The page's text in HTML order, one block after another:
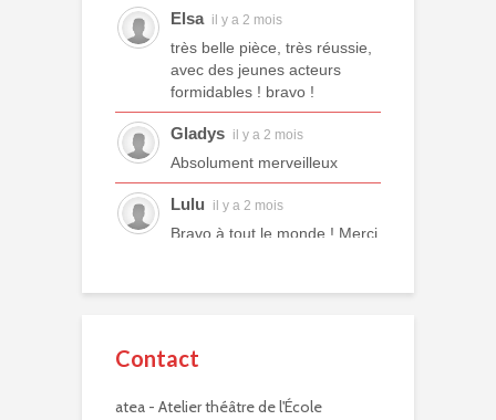
Elsa il y a 2 mois
très belle pièce, très réussie,
avec des jeunes acteurs
formidables ! bravo !
Gladys il y a 2 mois
Absolument merveilleux
Lulu il y a 2 mois
Bravo à tout le monde ! Merci
Bravo à eux. Bravo à vous !
Contact
atea - Atelier théâtre de l'École